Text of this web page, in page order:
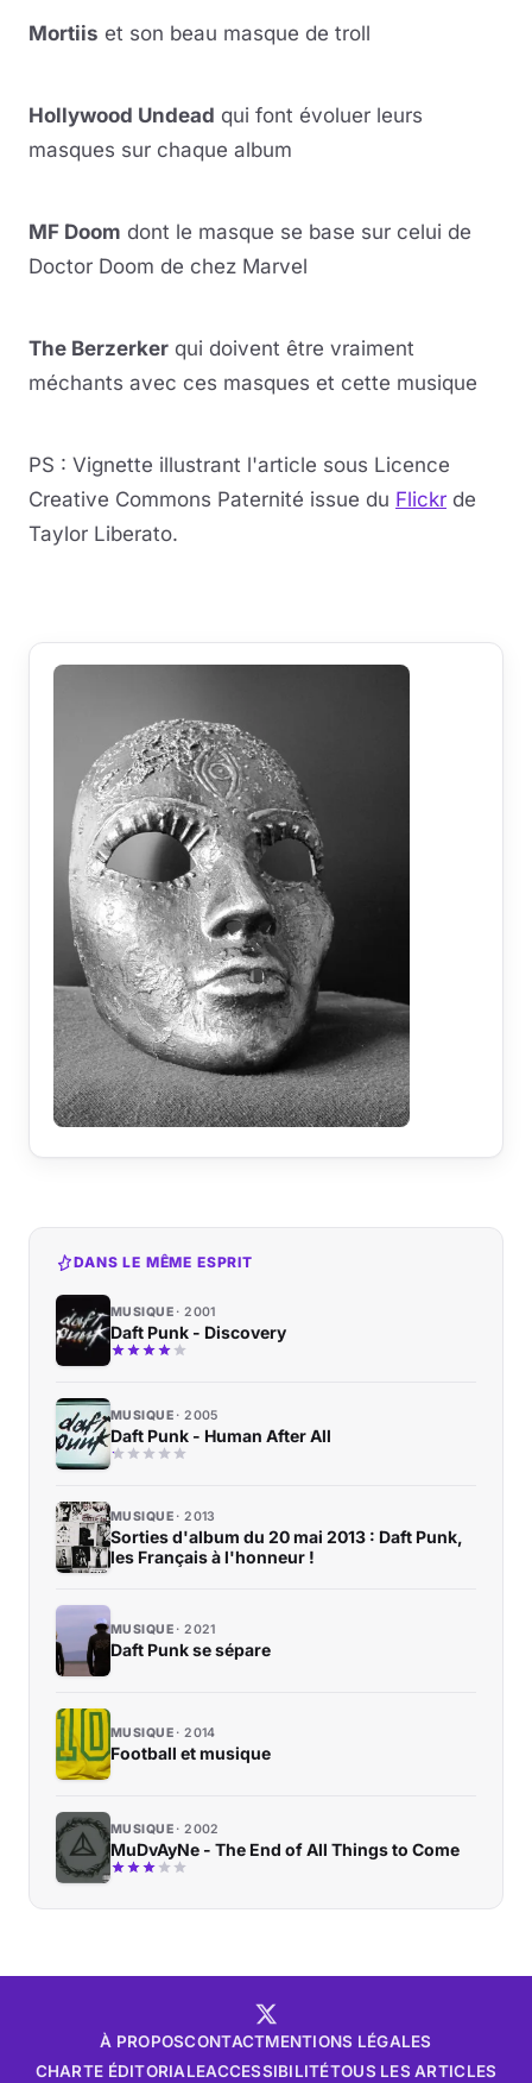
Mortiis et son beau masque de troll
YouTube · le lecteur se charge au clic
Hollywood Undead qui font évoluer leurs
masques sur chaque album
YouTube · le lecteur se charge au clic
MF Doom dont le masque se base sur celui de
Doctor Doom de chez Marvel
YouTube · le lecteur se charge au clic
The Berzerker qui doivent être vraiment
méchants avec ces masques et cette musique
YouTube · le lecteur se charge au clic
PS : Vignette illustrant l'article sous Licence
Creative Commons Paternité issue du Flickr de
Taylor Liberato.
DANS LE MÊME ESPRIT
MUSIQUE 2001
Daft Punk - Discovery
MUSIQUE 2005
Daft Punk - Human After All
MUSIQUE 2013
Sorties d'album du 20 mai 2013 : Daft Punk,
les Français à l'honneur !
MUSIQUE 2021
Daft Punk se sépare
MUSIQUE 2014
Football et musique
MUSIQUE 2002
MuDvAyNe - The End of All Things to Come
À PROPOSCONTACTMENTIONS LÉGALES
CHARTE ÉDITORIALEACCESSIBILITÉTOUS LES ARTICLES